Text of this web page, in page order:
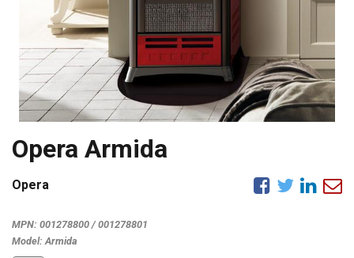
Opera Armida
Opera
MPN: 001278800 / 001278801
Model: Armida